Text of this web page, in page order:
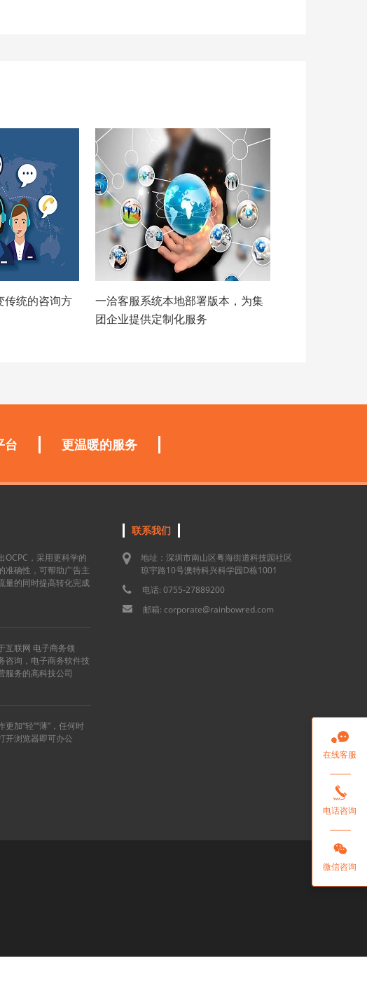
传统的咨询方
一洽客服系统本地部署版本，为集
团企业提供定制化服务
台 更温暖的服务
OCPC，采用更科学的
准确性，可帮助广告主
量的同时提高转化完成
互联网 电子商务领
咨询，电子商务软件技
服务的高科技公司
加“轻”“薄”，任何时
开浏览器即可办公
联系我们
地址：深圳市南山区粤海街道科技园社区
琼宇路10号澳特科兴科学园D栋1001
电话: 0755-27889200
邮箱: corporate@rainbowred.com

在线客服

电话咨询

微信咨询